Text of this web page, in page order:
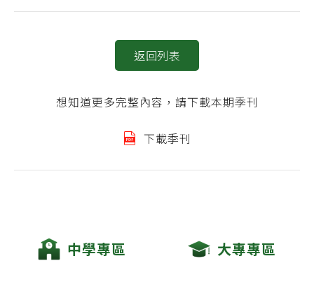
返回列表
想知道更多完整內容，請下載本期季刊
下載季刊
中學專區 大專專區